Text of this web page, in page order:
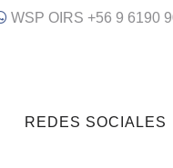
WSP OIRS +56 9 6190
REDES SOCIALES